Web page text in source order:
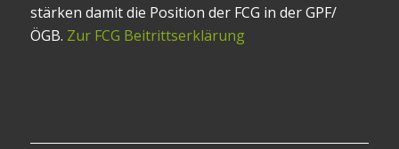
stärken damit die Position der FCG in der GPF/
ÖGB. Zur FCG Beitrittserklärung